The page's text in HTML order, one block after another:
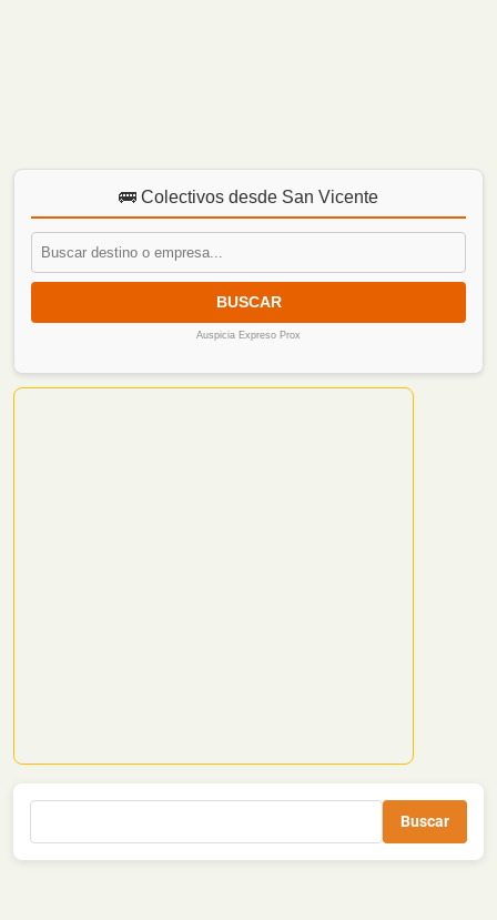
🚌 Colectivos desde San Vicente
BUSCAR
Auspicia Expreso Prox
Buscar